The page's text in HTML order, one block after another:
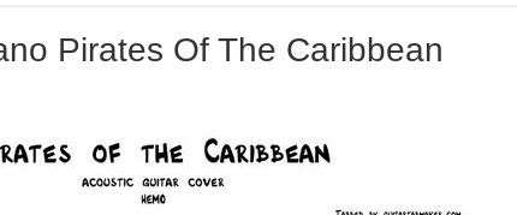
Pirates Of The Caribbean